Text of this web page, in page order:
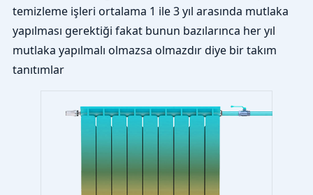
temizleme işleri ortalama 1 ile 3 yıl arasında mutlaka
yapılması gerektiği fakat bunun bazılarınca her yıl
mutlaka yapılmalı olmazsa olmazdır diye bir takım
tanıtımlar